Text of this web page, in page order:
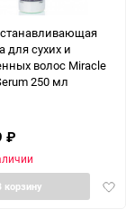
для сухих и
волос Miracle
250 мл
₽
корзину